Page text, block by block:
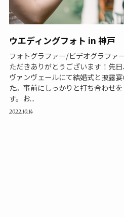
ウエディングフォト in 神戸
フォトグラファー/ビデオグラファ
ただきありがとうございます！先
ヴァンヴェールにて結婚式と披露
た。事前にしっかりと打ち合わせ
す。お...
2022.10.14